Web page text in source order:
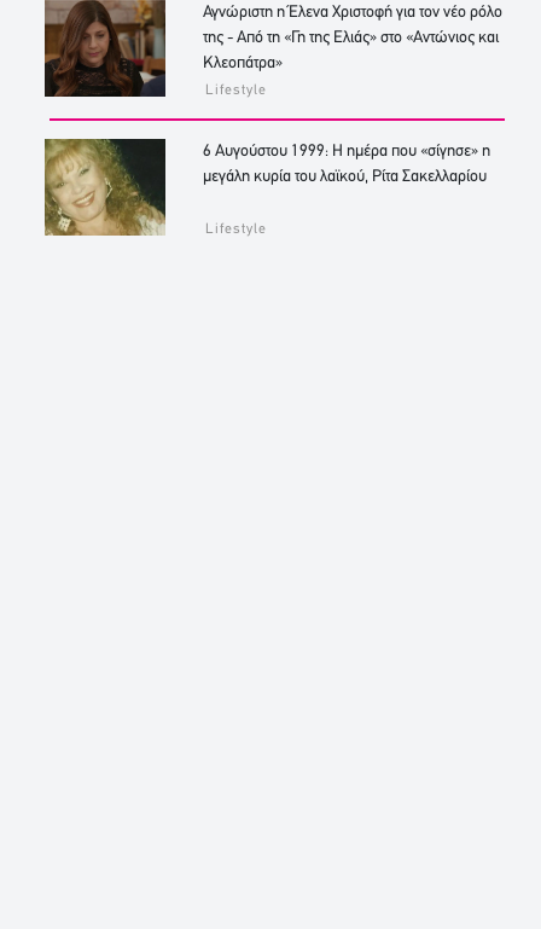
Αγνώριστη η Έλενα Χριστοφή για τον νέο ρόλο
της - Από τη «Γη της Ελιάς» στο «Αντώνιος και
Κλεοπάτρα»
Lifestyle
6 Αυγούστου 1999: Η ημέρα που «σίγησε» η
μεγάλη κυρία του λαϊκού, Ρίτα Σακελλαρίου
Lifestyle